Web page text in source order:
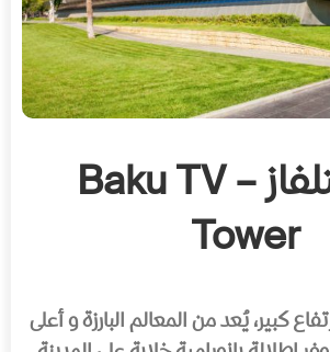
برج التلفاز – Baku TV
Tower
كبير، يُعد من المعالم البارزة و أعلى